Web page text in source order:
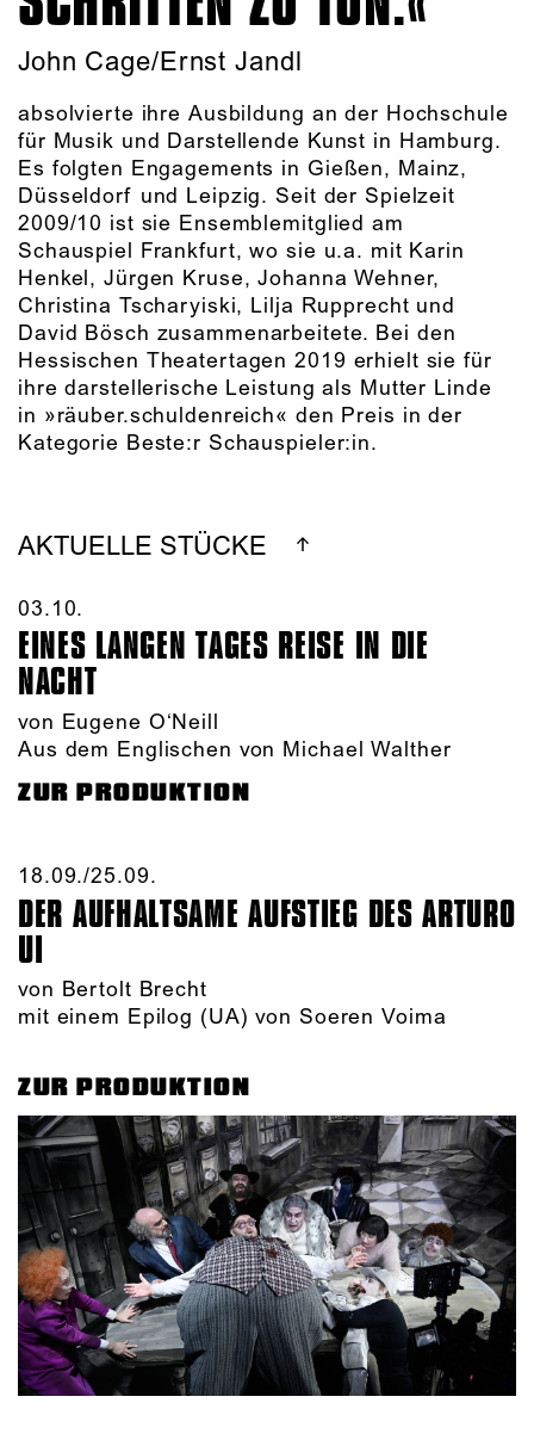
John Cage/Ernst Jandl
absolvierte ihre Ausbildung an der Hochschule
für Musik und Darstellende Kunst in Hamburg.
Es folgten Engagements in Gießen, Mainz,
Düsseldorf und Leipzig. Seit der Spielzeit
2009/10 ist sie Ensemblemitglied am
Schauspiel Frankfurt, wo sie u.a. mit Karin
Henkel, Jürgen Kruse, Johanna Wehner,
Christina Tscharyiski, Lilja Rupprecht und
David Bösch zusammenarbeitete. Bei den
Hessischen Theatertagen 2019 erhielt sie für
ihre darstellerische Leistung als Mutter Linde
in »räuber.schuldenreich« den Preis in der
Kategorie Beste:r Schauspieler:in.
AKTUELLE STÜCKE
03.10.​
EINES LANGEN TAGES REISE IN DIE
NACHT
von Eugene O‘Neill
Aus dem Englischen von Michael Walther
ZUR PRODUKTION
18.09./​25.09.​
DER AUFHALTSAME AUFSTIEG DES ARTURO
UI
von Bertolt Brecht
mit einem Epilog (UA) von Soeren Voima
ZUR PRODUKTION